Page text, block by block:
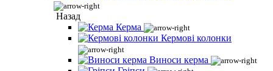
Назад
Керма
Кермові колонки
Виноси керма